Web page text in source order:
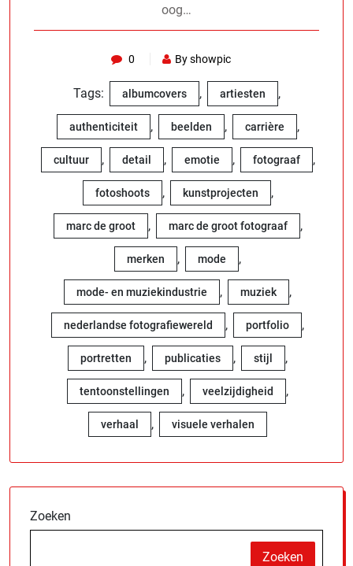
oog…
0 By showpic
Tags: albumcovers , artiesten ,
authenticiteit , beelden , carrière ,
cultuur , detail , emotie , fotograaf ,
fotoshoots , kunstprojecten ,
marc de groot , marc de groot fotograaf ,
merken , mode ,
mode- en muziekindustrie , muziek ,
nederlandse fotografiewereld , portfolio ,
portretten , publicaties , stijl ,
tentoonstellingen , veelzijdigheid ,
verhaal , visuele verhalen
Zoeken
Zoeken